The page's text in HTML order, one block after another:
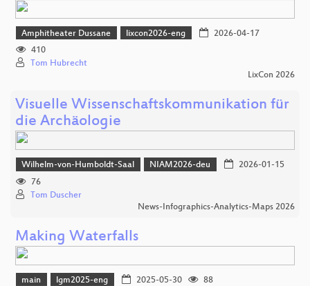
Amphitheater Dussane lixcon2026-eng
2026-04-17
410
Tom Hubrecht
LixCon 2026
Visuelle Wissenschaftskommunikation für
die Archäologie
Wilhelm-von-Humboldt-Saal NIAM2026-deu
2026-01-15
76
Tom Duscher
News-Infographics-Analytics-Maps 2026
Making Waterfalls
main lgm2025-eng 2025-05-30
88